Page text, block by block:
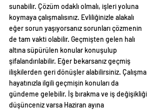
sunabilir. Çözüm odaklı olmalı, işleri yoluna
koymaya çalışmalısınız. Evliliğinizle alakalı
eğer sorun yaşıyorsanız sorunları çözmenin
de tam vakti olabilir. Geçmişten gelen halı
altına süpürülen konular konuşulup
şifalandırılabilir. Eğer bekarsanız geçmiş
ilişkilerden geri dönüşler alabilirsiniz. Çalışma
hayatınızla ilgili geçmişin konuları da
gündeme gelebilir. İş bırakma ve iş değişikliği
düşünceniz varsa Haziran ayına